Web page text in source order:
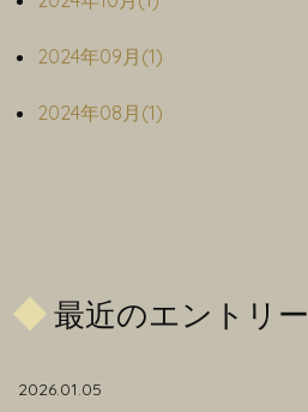
2024年09月(1)
2024年08月(1)
最近のエントリー
2026.01.05